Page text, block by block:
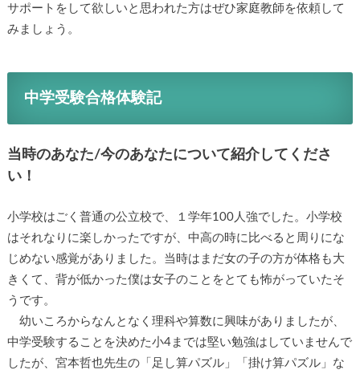
サポートをして欲しいと思われた方はぜひ家庭教師を依頼して
みましょう。
中学受験合格体験記
当時のあなた/今のあなたについて紹介してくださ
い！
小学校はごく普通の公立校で、１学年100人強でした。小学校
はそれなりに楽しかったですが、中高の時に比べると周りにな
じめない感覚がありました。当時はまだ女の子の方が体格も大
きくて、背が低かった僕は女子のことをとても怖がっていたそ
うです。
幼いころからなんとなく理科や算数に興味がありましたが、
中学受験することを決めた小4までは堅い勉強はしていませんで
したが、宮本哲也先生の「足し算パズル」「掛け算パズル」な